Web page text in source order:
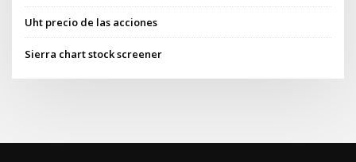
Uht precio de las acciones
Sierra chart stock screener